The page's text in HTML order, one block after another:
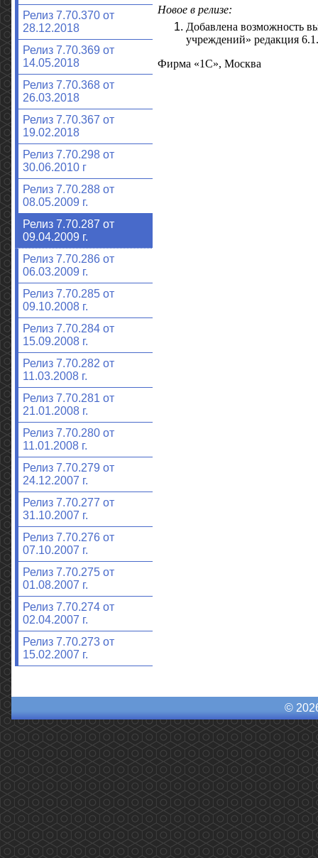
Релиз 7.70.370 от
28.12.2018
Релиз 7.70.369 от
14.05.2018
Релиз 7.70.368 от
26.03.2018
Релиз 7.70.367 от
19.02.2018
Релиз 7.70.298 от
30.06.2010 г
Релиз 7.70.288 от
08.05.2009 г.
Релиз 7.70.287 от
09.04.2009 г.
Релиз 7.70.286 от
06.03.2009 г.
Релиз 7.70.285 от
09.10.2008 г.
Релиз 7.70.284 от
15.09.2008 г.
Релиз 7.70.282 от
11.03.2008 г.
Релиз 7.70.281 от
21.01.2008 г.
Релиз 7.70.280 от
11.01.2008 г.
Релиз 7.70.279 от
24.12.2007 г.
Релиз 7.70.277 от
31.10.2007 г.
Релиз 7.70.276 от
07.10.2007 г.
Релиз 7.70.275 от
01.08.2007 г.
Релиз 7.70.274 от
02.04.2007 г.
Релиз 7.70.273 от
15.02.2007 г.
Новое в релизе:
Добавлена возможность
учреждений» редакция 6.1.
Фирма «1С», Москва
©